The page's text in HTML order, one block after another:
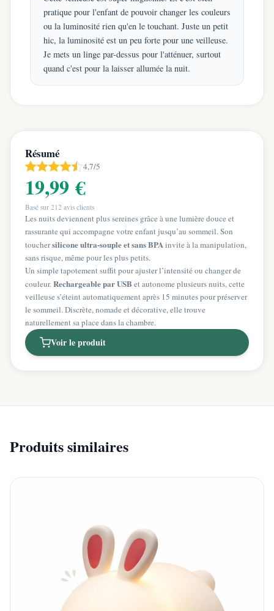
pratique pour l'enfant de pouvoir changer les couleurs
ou la luminosité rien qu'en le touchant. Juste un petit
hic, la luminosité est un peu forte pour une veilleuse.
Je mets un linge par-dessus pour l'atténuer, surtout
quand c'est pour la laisser allumée la nuit.
Résumé
4,7/5
19,99 €
Basé sur 212 avis clients
Les nuits deviennent plus sereines grâce à une lumière douce et
rassurante qui accompagne votre enfant jusqu’au sommeil. Son
touchersilicone ultra‑souple et sans BPA invite à la manipulation,
sans risque, même pour les plus petits.
Un simple tapotement suffit pour ajuster l’intensité ou changer de
couleur.Rechargeable par USB et autonome plusieurs nuits, cette
veilleuse s’éteint automatiquement après 15 minutes pour préserver
le sommeil. Discrète, nomade et décorative, elle trouve
naturellement sa place dans la chambre.
Voir le produit
Produits similaires